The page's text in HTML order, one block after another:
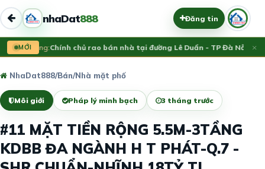
nhaDat888 Đăng tin
MỚI
Vừa đăng:Chính chủ rao bán nhà tại đường Lê Duẩn - TP Đà Nẵng; DT
×
NhaDat888/Bán/Nhà mặt phố
Môi giới Pháp lý minh bạch 3 tháng trước
#11 MẶT TIỀN RỘNG 5.5M-3TẦNG
KDBB ĐA NGÀNH H T PHÁT-Q.7 -